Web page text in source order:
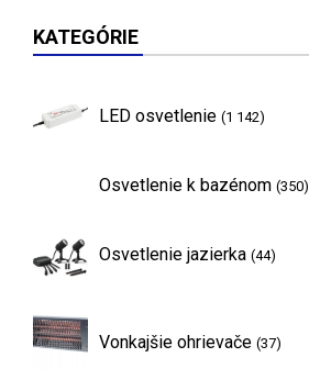
KATEGÓRIE
LED osvetlenie (1 142)
Osvetlenie k bazénom (350)
Osvetlenie jazierka (44)
Vonkajšie ohrievače (37)